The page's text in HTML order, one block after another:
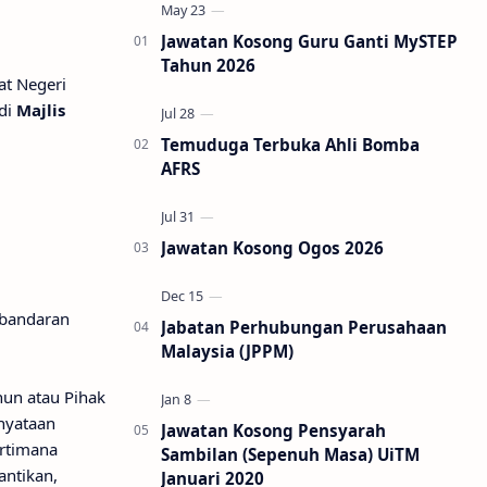
Negeri
Majlis
atau Pihak
Jawatan Kosong Guru Ganti MySTEP
Tahun 2026
Temuduga Terbuka Ahli Bomba
AFRS
Jawatan Kosong Ogos 2026
Jabatan Perhubungan Perusahaan
Malaysia (JPPM)
Jawatan Kosong Pensyarah
Sambilan (Sepenuh Masa) UiTM
Januari 2020